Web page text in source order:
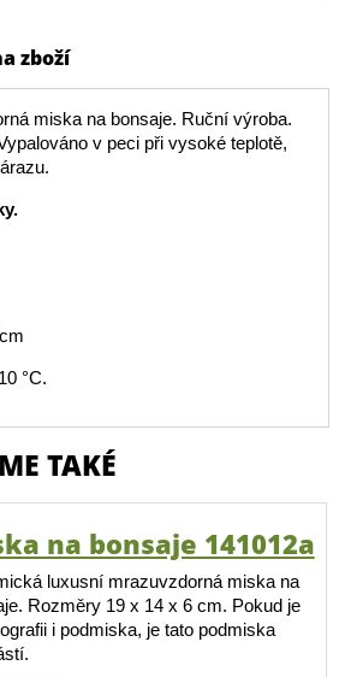
zboží
miska na bonsaje. Ruční výroba.
v peci při vysoké teplotě,
°C.
TAKÉ
na bonsaje 141012a
luxusní mrazuvzdorná miska na
Rozměry 19 x 14 x 6 cm. Pokud je
i podmiska, je tato podmiska